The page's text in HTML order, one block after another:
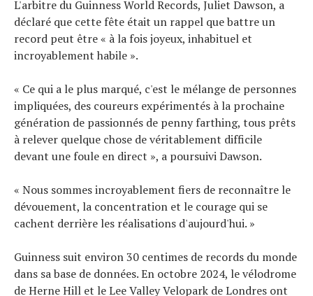
L'arbitre du Guinness World Records, Juliet Dawson, a
déclaré que cette fête était un rappel que battre un
record peut être « à la fois joyeux, inhabituel et
incroyablement habile ».
« Ce qui a le plus marqué, c'est le mélange de personnes
impliquées, des coureurs expérimentés à la prochaine
génération de passionnés de penny farthing, tous prêts
à relever quelque chose de véritablement difficile
devant une foule en direct », a poursuivi Dawson.
« Nous sommes incroyablement fiers de reconnaître le
dévouement, la concentration et le courage qui se
cachent derrière les réalisations d'aujourd'hui. »
Guinness suit environ 30 centimes de records du monde
dans sa base de données. En octobre 2024, le vélodrome
de Herne Hill et le Lee Valley Velopark de Londres ont